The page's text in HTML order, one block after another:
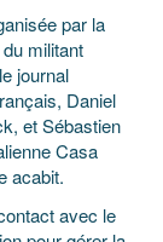
par la
militant
journal
Daniel
et Sébastien
Casa
acabit.
avec le